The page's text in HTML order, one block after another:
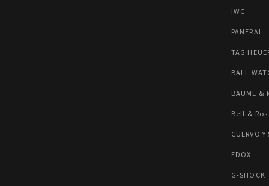
IWC
PANERAI
TAG
BALL
BAUME &
Bell &
CUERVO
EDOX
G-SHOCK